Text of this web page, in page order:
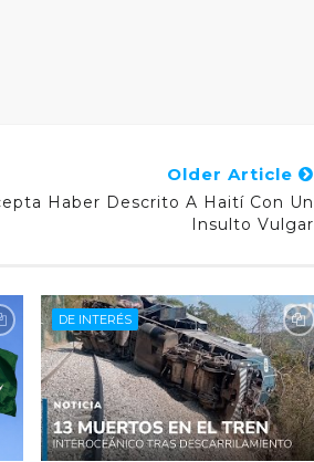
Older Article
Haber Descrito A Haití Con Un
Insulto Vulgar
DE INTERÉS